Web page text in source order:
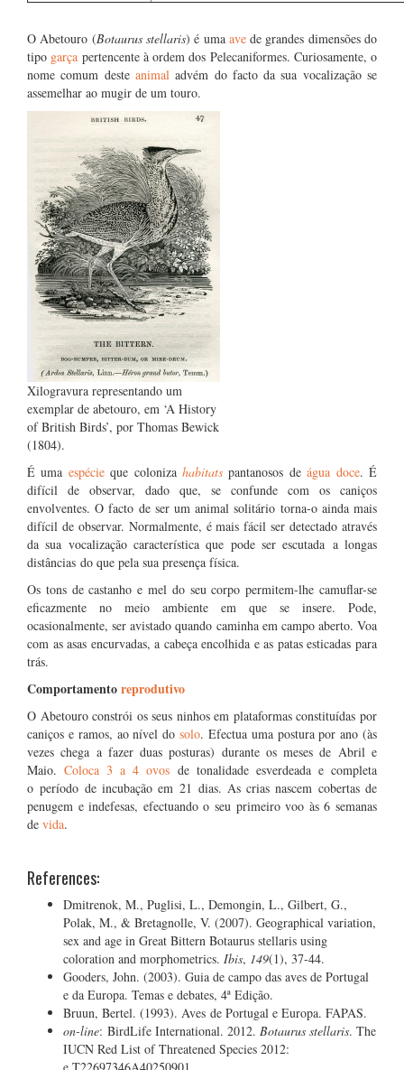
O Abetouro (Botaurus stellaris) é uma avede grandes dimensões do
tipo garça pertencente à ordem dos Pelecaniformes. Curiosamente, o
nome comum deste animaladvém do facto da sua vocalização se
assemelhar ao mugir de um touro.
Xilogravura representando um
exemplar de abetouro, em ‘A History
of British Birds’, por Thomas Bewick
(1804).
É uma espécieque colonizahabitats pantanosos deágua doce. É
difícil de observar, dado que, se confunde com os caniços
envolventes. O facto de ser um animal solitário torna-o ainda mais
difícil de observar. Normalmente, é mais fácil ser detectado através
da sua vocalização característica que pode ser escutada a longas
distâncias do que pela sua presença física.
Os tons de castanho e mel do seu corpo permitem-lhe camuflar-se
eficazmente no meio ambiente em que se insere. Pode,
ocasionalmente, ser avistado quando caminha em campo aberto. Voa
com as asas encurvadas, a cabeça encolhida e as patas esticadas para
trás.
Comportamentoreprodutivo
O Abetouro constrói os seus ninhos em plataformas constituídas por
caniços e ramos, ao nível do solo. Efectua uma postura por ano (às
vezes chega a fazer duas posturas) durante os meses de Abril e
Maio. Coloca 3 a 4 ovos de tonalidade esverdeada e completa
o período de incubação em 21 dias. As crias nascem cobertas de
penugem e indefesas, efectuando o seu primeiro voo às 6 semanas
de vida.
References:
Dmitrenok, M., Puglisi, L., Demongin, L., Gilbert, G.,
Polak, M., & Bretagnolle, V. (2007). Geographical variation,
sex and age in Great Bittern Botaurus stellaris using
coloration and morphometrics. Ibis, 149(1), 37-44.
Gooders, John. (2003). Guia de campo das aves de Portugal
e da Europa. Temas e debates, 4ª Edição.
Bruun, Bertel. (1993). Aves de Portugal e Europa. FAPAS.
on-line: BirdLife International. 2012. Botaurus stellaris. The
IUCN Red List of Threatened Species 2012: